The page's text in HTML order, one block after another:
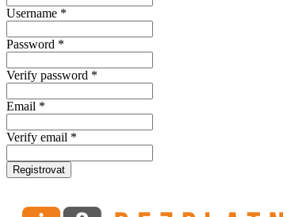
Username *
Password *
Verify password *
Email *
Verify email *
Registrovat